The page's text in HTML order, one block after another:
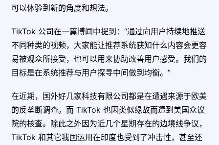
可以体验到新的角度和想法。
TikTok 公司在一篇博闻中提到：“通过向用户持续地推送
不同种类的视频，大家能让推荐系统获知什么内容会更容
易被观众所接受，也可以用来协助改善用户感受。我们的
目标是在系统推荐与用户探寻中间做到均衡。”
在近期，国外好几家科技有限公司都是在遭遇来源于欧美
的反垄断调查。而 TikTok 也因类似缘故而遭到美国众议
院的核查。除此之外因为近几个星期存在的边境线争议，
TikTok 和其它我国运用在印度也受到了冲击性，甚至还